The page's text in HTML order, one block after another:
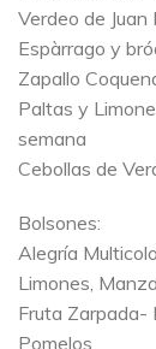
Verdeo de
Espàrrago y
Zapallo
Paltas y
semana
Cebollas de
Bolsones:
Alegría
Limones,
Fruta Zarpada-
Pomelos